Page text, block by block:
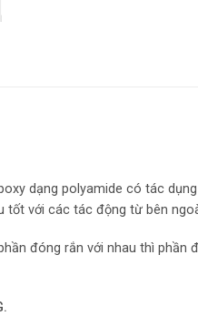
dạng polyamide có tác
tốt với các tác động từ bên
đóng rắn với nhau thì